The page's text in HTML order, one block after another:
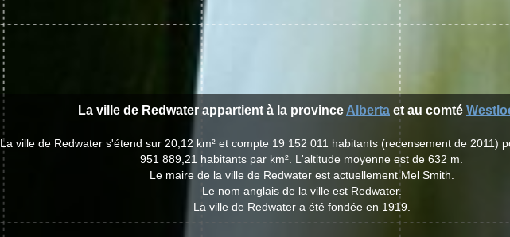
La ville de Redwater appartient à la province Alberta et au comté
La ville de Redwater s'étend sur 20,12 km² et compte 19 152 011 habitants (recensement de 2011)
951 889,21 habitants par km². L'altitude moyenne est de 632 m.
Le maire de la ville de Redwater est actuellement Mel Smith.
Le nom anglais de la ville est Redwater.
La ville de Redwater a été fondée en 1919.